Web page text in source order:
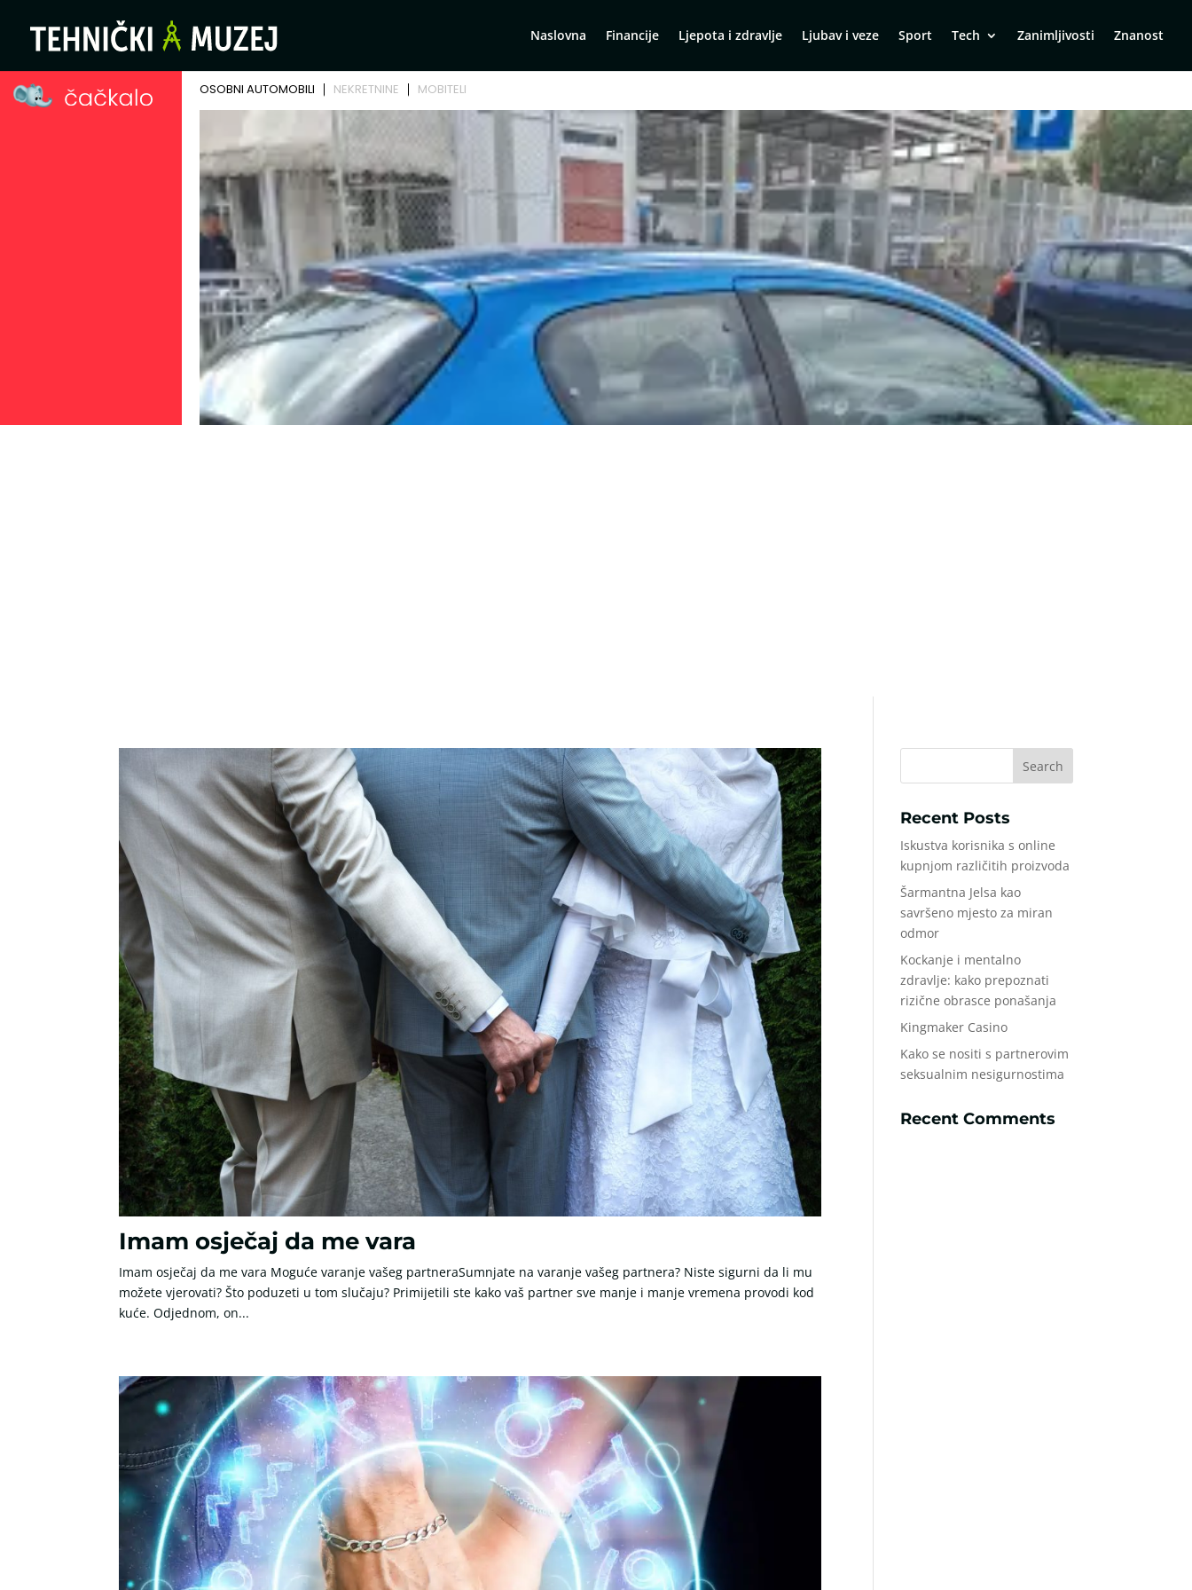
Naslovna Financije Ljepota i zdravlje Ljubav i veze Sport Tech Zanimljivosti Znanost
Imam osječaj da me vara
Imam osječaj da me vara Moguće varanje vašeg partneraSumnjate na varanje vašeg partnera? Niste sigurni da li mu
možete vjerovati? Što poduzeti u tom slučaju? Primijetili ste kako vaš partner sve manje i manje vremena provodi kod
kuće. Odjednom, on...
Recent Posts
Iskustva korisnika s online
kupnjom različitih proizvoda
Šarmantna Jelsa kao
savršeno mjesto za miran
odmor
Kockanje i mentalno
zdravlje: kako prepoznati
rizične obrasce ponašanja
Kingmaker Casino
Kako se nositi s partnerovim
seksualnim nesigurnostima
Recent Comments